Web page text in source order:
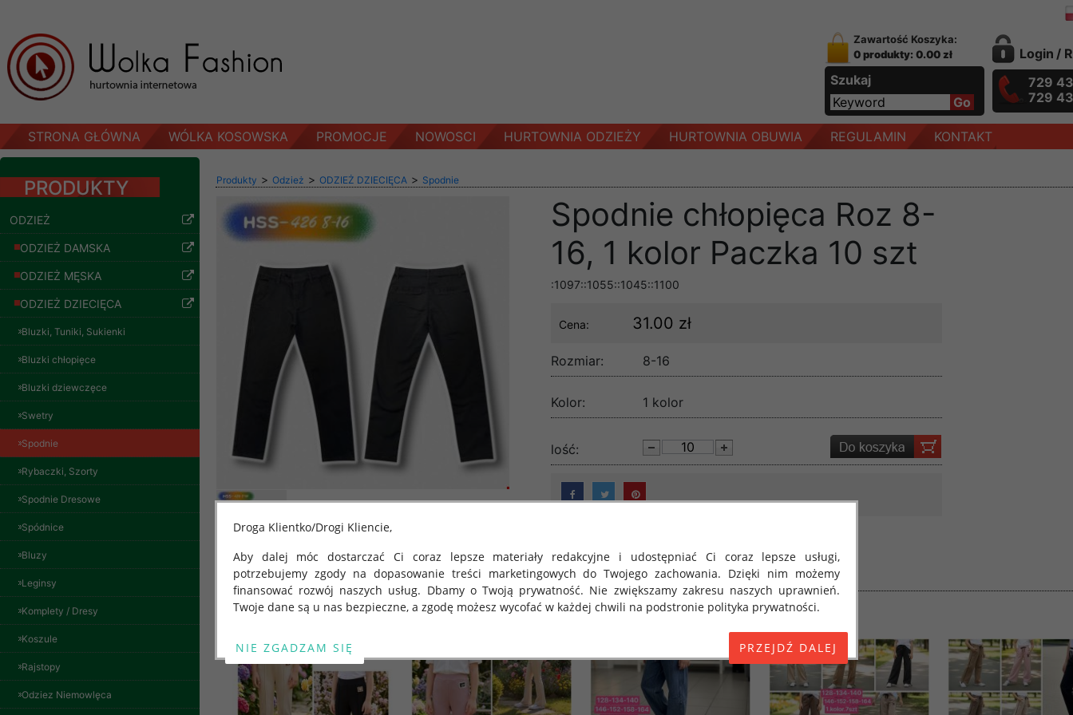
Zawartość Koszyka:
0 produkty: 0.00 zł
Szukaj
Login /
729
729
STRONA GŁÓWNA WÓLKA KOSOWSKA PROMOCJE NOWOSCI HURTOWNIA ODZIEŻY HURTOWNIA OBUWIA REGULAMIN KONTAKT
PRODUKTY
ODZIEŻ
ODZIEŻ DAMSKA
ODZIEŻ MĘSKA
ODZIEŻ DZIECIĘCA
Bluzki, Tuniki, Sukienki
Bluzki chłopięce
Bluzki dziewczęce
Swetry
Spodnie
Rybaczki, Szorty
Spodnie Dresowe
Spódnice
Bluzy
Leginsy
Komplety / Dresy
Koszule
Rajstopy
Odziez Niemowlęca
Spodnie damskie
szczegóły
Produkty > Odzież > ODZIEŻ DZIECIĘCA > Spodnie
Spodnie chłopięca Roz 8-
16, 1 kolor Paczka 10 szt
:1097::1055::1045::1100
Cena: 31.00 zł
Rozmiar: 8-16
Kolor: 1 kolor
lość:
Inne produkty
Droga Klientko/Drogi Kliencie,
Aby dalej móc dostarczać Ci coraz lepsze materiały redakcyjne i udostępniać Ci coraz lepsze usługi,
potrzebujemy zgody na dopasowanie treści marketingowych do Twojego zachowania. Dzięki nim możemy
finansować rozwój naszych usług. Dbamy o Twoją prywatność. Nie zwiększamy zakresu naszych uprawnień.
Twoje dane są u nas bezpieczne, a zgodę możesz wycofać w każdej chwili na podstronie polityka prywatności.
Od 25 maja 2018 roku obowiązuje Rozporządzenie Parlamentu Europejskiego i Rady (UE) 2016/679 z dnia 27
kwietnia 2016 r. w sprawie ochrony osób fizycznych w związku z przetwarzaniem danych osobowych i w sprawie
swobodnego przepływu takich danych oraz uchylenia dyrektywy 95/46/WE (określane jako "RODO", "ORODO",
"GDPR" lub "Ogólne Rozporządzenie o Ochronie Danych"). W związku z tym chcielibyśmy poinformować Cię o
przetwarzaniu Twoich danych oraz zasadach, na jakich odbywa się to po dniu 25 maja 2018 roku. Poniżej